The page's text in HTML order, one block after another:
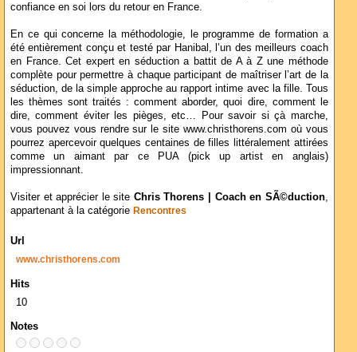
confiance en soi lors du retour en France.
En ce qui concerne la méthodologie, le programme de formation a
été entièrement conçu et testé par Hanibal, l’un des meilleurs coach
en France. Cet expert en séduction a battit de A à Z une méthode
complète pour permettre à chaque participant de maîtriser l’art de la
séduction, de la simple approche au rapport intime avec la fille. Tous
les thèmes sont traités : comment aborder, quoi dire, comment le
dire, comment éviter les pièges, etc… Pour savoir si çà marche,
vous pouvez vous rendre sur le site www.christhorens.com où vous
pourrez apercevoir quelques centaines de filles littéralement attirées
comme un aimant par ce PUA (pick up artist en anglais)
impressionnant.
Visiter et apprécier le site Chris Thorens | Coach en SÃ©duction,
appartenant à la catégorie Rencontres
Url
www.christhorens.com
Hits
10
Notes